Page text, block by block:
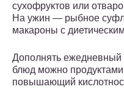
сухофруктов или
На ужин — рыбное
макароны с
Дополнять ежедневный
блюд можно
повышающий